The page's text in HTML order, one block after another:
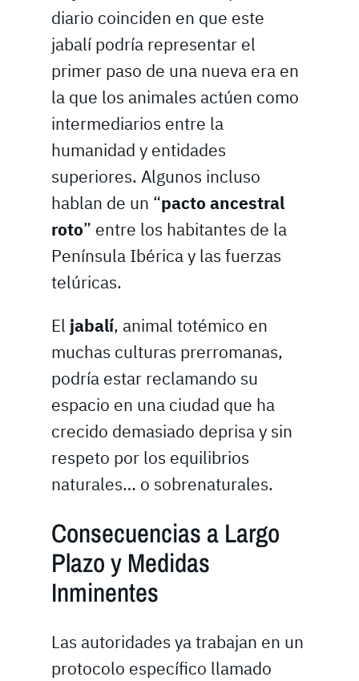
diario coinciden en que este
jabalí podría representar el
primer paso de una nueva era en
la que los animales actúen como
intermediarios entre la
humanidad y entidades
superiores. Algunos incluso
hablan de un “pacto ancestral
roto” entre los habitantes de la
Península Ibérica y las fuerzas
telúricas.
El jabalí, animal totémico en
muchas culturas prerromanas,
podría estar reclamando su
espacio en una ciudad que ha
crecido demasiado deprisa y sin
respeto por los equilibrios
naturales… o sobrenaturales.
Consecuencias a Largo
Plazo y Medidas
Inminentes
Las autoridades ya trabajan en un
protocolo específico llamado